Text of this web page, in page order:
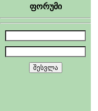
ფორუმი